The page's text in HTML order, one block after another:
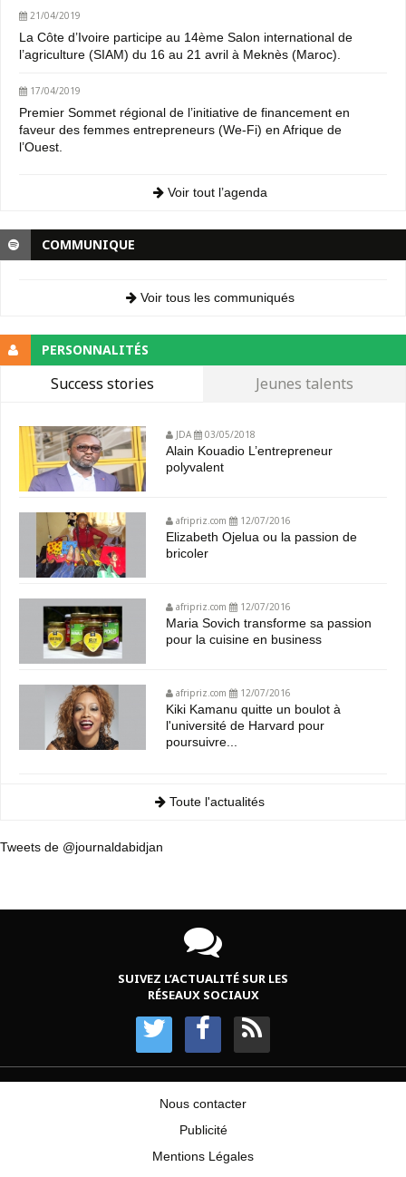
21/04/2019
La Côte d’Ivoire participe au 14ème Salon international de
l’agriculture (SIAM) du 16 au 21 avril à Meknès (Maroc).
17/04/2019
Premier Sommet régional de l’initiative de financement en
faveur des femmes entrepreneurs (We-Fi) en Afrique de
l’Ouest.
Voir tout l’agenda
COMMUNIQUE
Voir tous les communiqués
PERSONNALITÉS
Success stories Jeunes talents
JDA 03/05/2018
Alain Kouadio L’entrepreneur
polyvalent
afripriz.com 12/07/2016
Elizabeth Ojelua ou la passion de
bricoler
afripriz.com 12/07/2016
Maria Sovich transforme sa passion
pour la cuisine en business
afripriz.com 12/07/2016
Kiki Kamanu quitte un boulot à
l'université de Harvard pour
poursuivre...
Toute l'actualités
Tweets de @journaldabidjan
SUIVEZ L’ACTUALITÉ SUR LES
RÉSEAUX SOCIAUX
Nous contacter
Publicité
Mentions Légales